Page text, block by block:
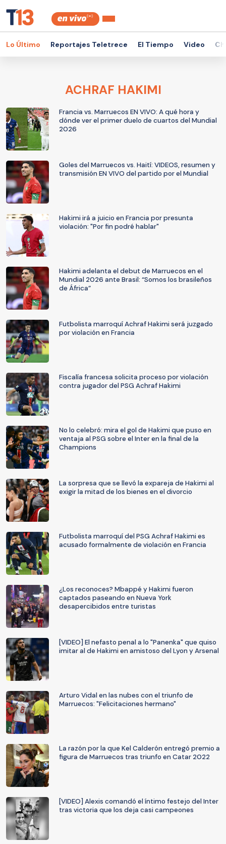
Lo Último Reportajes Teletrece El Tiempo Video
ACHRAF HAKIMI
Francia vs. Marruecos EN VIVO: A qué hora y
dónde ver el primer duelo de cuartos del Mundial
2026
Goles del Marruecos vs. Haití: VIDEOS, resumen y
transmisión EN VIVO del partido por el Mundial
Hakimi irá a juicio en Francia por presunta
violación: "Por fin podré hablar"
Hakimi adelanta el debut de Marruecos en el
Mundial 2026 ante Brasil: “Somos los brasileños
de África”
Futbolista marroquí Achraf Hakimi será juzgado
por violación en Francia
Fiscalía francesa solicita proceso por violación
contra jugador del PSG Achraf Hakimi
No lo celebró: mira el gol de Hakimi que puso en
ventaja al PSG sobre el Inter en la final de la
Champions
La sorpresa que se llevó la expareja de Hakimi al
exigir la mitad de los bienes en el divorcio
Futbolista marroquí del PSG Achraf Hakimi es
acusado formalmente de violación en Francia
¿Los reconoces? Mbappé y Hakimi fueron
captados paseando en Nueva York
desapercibidos entre turistas
[VIDEO] El nefasto penal a lo "Panenka" que quiso
imitar al de Hakimi en amistoso del Lyon y Arsenal
Arturo Vidal en las nubes con el triunfo de
Marruecos: "Felicitaciones hermano"
La razón por la que Kel Calderón entregó premio a
figura de Marruecos tras triunfo en Catar 2022
[VIDEO] Alexis comandó el íntimo festejo del Inter
tras victoria que los deja casi campeones